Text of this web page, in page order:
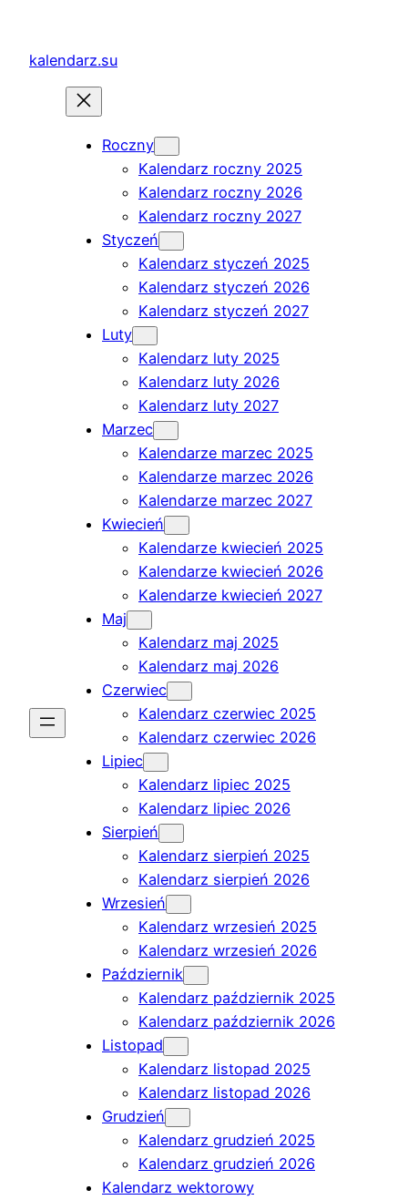
treścikalendarz.su
Roczny
Kalendarz roczny 2025
Kalendarz roczny 2026
Kalendarz roczny 2027
Styczeń
Kalendarz styczeń 2025
Kalendarz styczeń 2026
Kalendarz styczeń 2027
Luty
Kalendarz luty 2025
Kalendarz luty 2026
Kalendarz luty 2027
Marzec
Kalendarze marzec 2025
Kalendarze marzec 2026
Kalendarze marzec 2027
Kwiecień
Kalendarze kwiecień 2025
Kalendarze kwiecień 2026
Kalendarze kwiecień 2027
Maj
Kalendarz maj 2025
Kalendarz maj 2026
Czerwiec
Kalendarz czerwiec 2025
Kalendarz czerwiec 2026
Lipiec
Kalendarz lipiec 2025
Kalendarz lipiec 2026
Sierpień
Kalendarz sierpień 2025
Kalendarz sierpień 2026
Wrzesień
Kalendarz wrzesień 2025
Kalendarz wrzesień 2026
Październik
Kalendarz październik 2025
Kalendarz październik 2026
Listopad
Kalendarz listopad 2025
Kalendarz listopad 2026
Grudzień
Kalendarz grudzień 2025
Kalendarz grudzień 2026
Kalendarz wektorowy